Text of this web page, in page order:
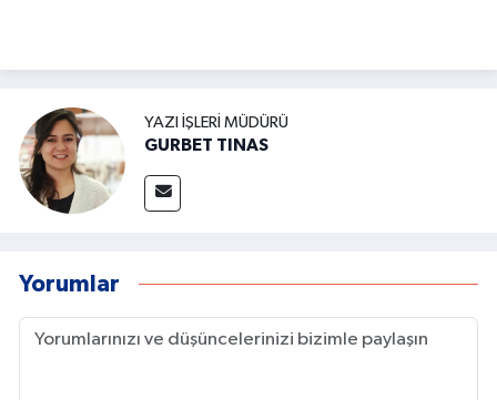
YAZI İŞLERI MÜDÜRÜ
GURBET TINAS
Yorumlar